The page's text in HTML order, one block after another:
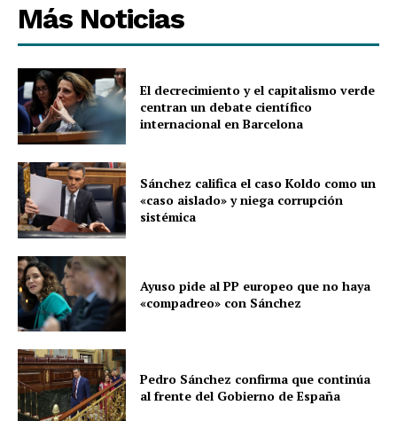
Más Noticias
El decrecimiento y el capitalismo verde
centran un debate científico
internacional en Barcelona
Sánchez califica el caso Koldo como un
«caso aislado» y niega corrupción
sistémica
Ayuso pide al PP europeo que no haya
«compadreo» con Sánchez
Pedro Sánchez confirma que continúa
al frente del Gobierno de España